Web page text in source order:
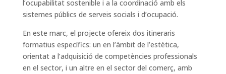
l’ocupabilitat sostenible i a la coordinació amb els
sistemes públics de serveis socials i d’ocupació.
En este marc, el projecte ofereix dos itineraris
formatius específics: un en l’àmbit de l’estètica,
orientat a l’adquisició de competències professionals
en el sector, i un altre en el sector del comerç, amb